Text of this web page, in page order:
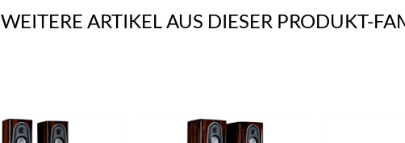
WEITERE ARTIKEL AUS DIESER PRODUKT-